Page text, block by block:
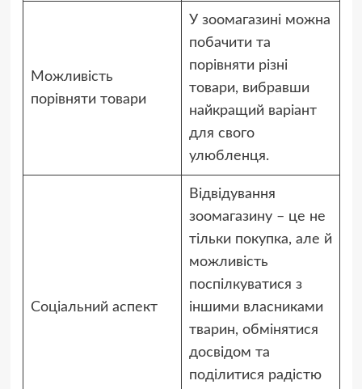
Можливість
порівняти товари
У зоомагазині можна
побачити та
порівняти різні
товари, вибравши
найкращий варіант
для свого
улюбленця.
Соціальний аспект
Відвідування
зоомагазину – це не
тільки покупка, але й
можливість
поспілкуватися з
іншими власниками
тварин, обмінятися
досвідом та
поділитися радістю